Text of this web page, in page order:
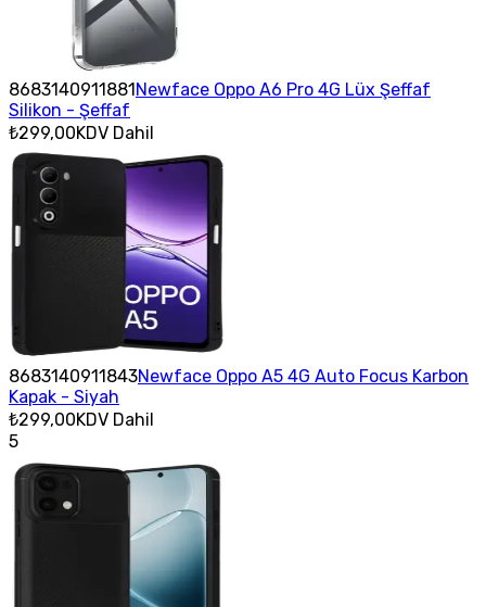
8683140911881Newface Oppo A6 Pro 4G Lüx Şeffaf
Silikon - Şeffaf
₺299,00KDV Dahil
8683140911843Newface Oppo A5 4G Auto Focus Karbon
Kapak - Siyah
₺299,00KDV Dahil
5